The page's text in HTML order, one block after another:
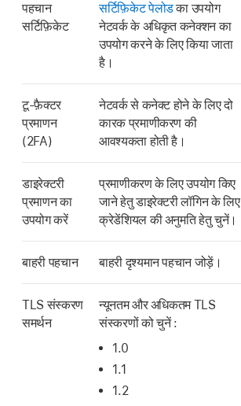
पहचान
सर्टिफ़िकेट
सर्टिफ़िकेट पेलोडका उपयोग
नेटवर्क के अधिकृत कनेक्शन का
उपयोग करने के लिए किया जाता
है।
टू-फ़ैक्टर
प्रमाणन
(2FA)
नेटवर्क से कनेक्ट होने के लिए दो
कारक प्रमाणीकरण की
आवश्यकता होती है।
डाइरेक्टरी
प्रमाणन का
उपयोग करें
प्रमाणीकरण के लिए उपयोग किए
जाने हेतु डाइरेक्टरी लॉगिन के लिए
क्रेडेंशियल की अनुमति हेतु चुनें।
बाहरी पहचान बाहरी दृश्यमान पहचान जोड़ें।
TLS संस्करण
समर्थन
न्यूनतम और अधिकतम TLS
संस्करणों को चुनें :
1.0
1.1
1.2